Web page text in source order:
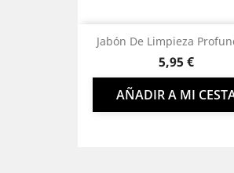
Jabón De Limpieza
Precio
5,95 €
AÑADIR A MI